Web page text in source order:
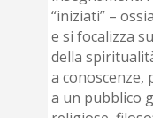
“iniziati” –
e si focalizza
della
a conoscenze,
a un pubblico